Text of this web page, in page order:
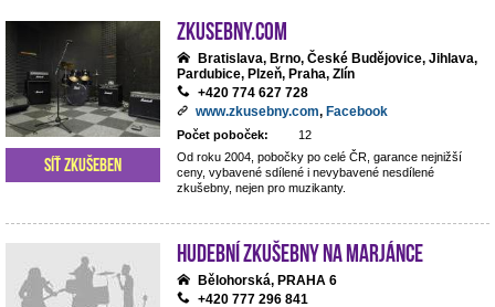
Zkusebny.com
Bratislava, Brno, České Budějovice, Jihlava,
Pardubice, Plzeň, Praha, Zlín
+420 774 627 728
www.zkusebny.com, Facebook
Počet poboček:
12
Od roku 2004, pobočky po celé ČR, garance nejnižší
ceny, vybavené sdílené i nevybavené nesdílené
zkušebny, nejen pro muzikanty.
Síť zkušeben
Hudební zkušebny Na Marjánce
Bělohorská, PRAHA 6
+420 777 296 841